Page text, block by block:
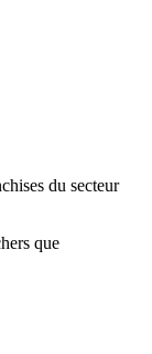
du secteur
que